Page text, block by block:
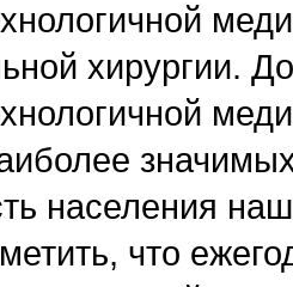
хирургии.
населения
что